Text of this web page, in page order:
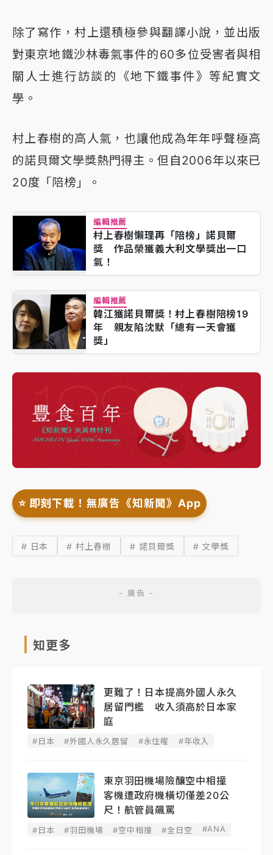
除了寫作，村上還積極參與翻譯小說，並出版
對東京地鐵沙林毒氣事件的60多位受害者與相
關人士進行訪談的《地下鐵事件》等紀實文
學。
村上春樹的高人氣，也讓他成為年年呼聲極高
的諾貝爾文學獎熱門得主。但自2006年以來已
20度「陪榜」。
編輯推薦
村上春樹懶理再「陪榜」諾貝爾
獎 作品榮獲義大利文學獎出一口
氣！
編輯推薦
韓江獲諾貝爾獎！村上春樹陪榜19
年 親友陷沈默「總有一天會獲
獎」
⭐️ 即刻下載！無廣告《知新聞》App
# 日本 # 村上春樹 # 諾貝爾獎 # 文學獎
知更多
更難了！日本提高外國人永久
居留門檻 收入須高於日本家
庭
#日本 #外國人永久居留 #永住權 #年收入
東京羽田機場險釀空中相撞
客機遭政府機橫切僅差20公
尺！航管員飆罵
#日本 #羽田機場 #空中相撞 #全日空 #ANA